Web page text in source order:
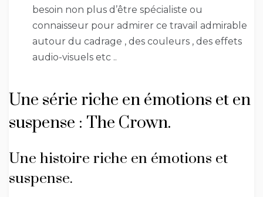
besoin non plus d’être spécialiste ou
connaisseur pour admirer ce travail admirable
autour du cadrage , des couleurs , des effets
audio-visuels etc ..
Une série riche en émotions et en
suspense : The Crown.
Une histoire riche en émotions et
suspense.